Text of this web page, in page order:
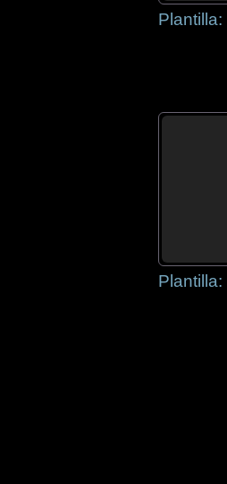
Plantilla:
Plantilla: